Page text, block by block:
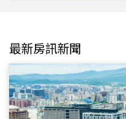
最新房訊新聞